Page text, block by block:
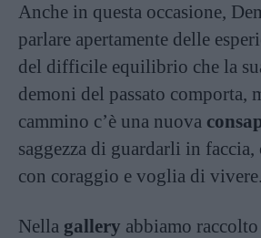
Anche in questa occasione,
parlare apertamente delle
del difficile equilibrio che la
demoni del passato comporta,
cammino c’è una nuova
saggezza di guardarli in
con coraggio e voglia di vivere.
Nella gallery abbiamo